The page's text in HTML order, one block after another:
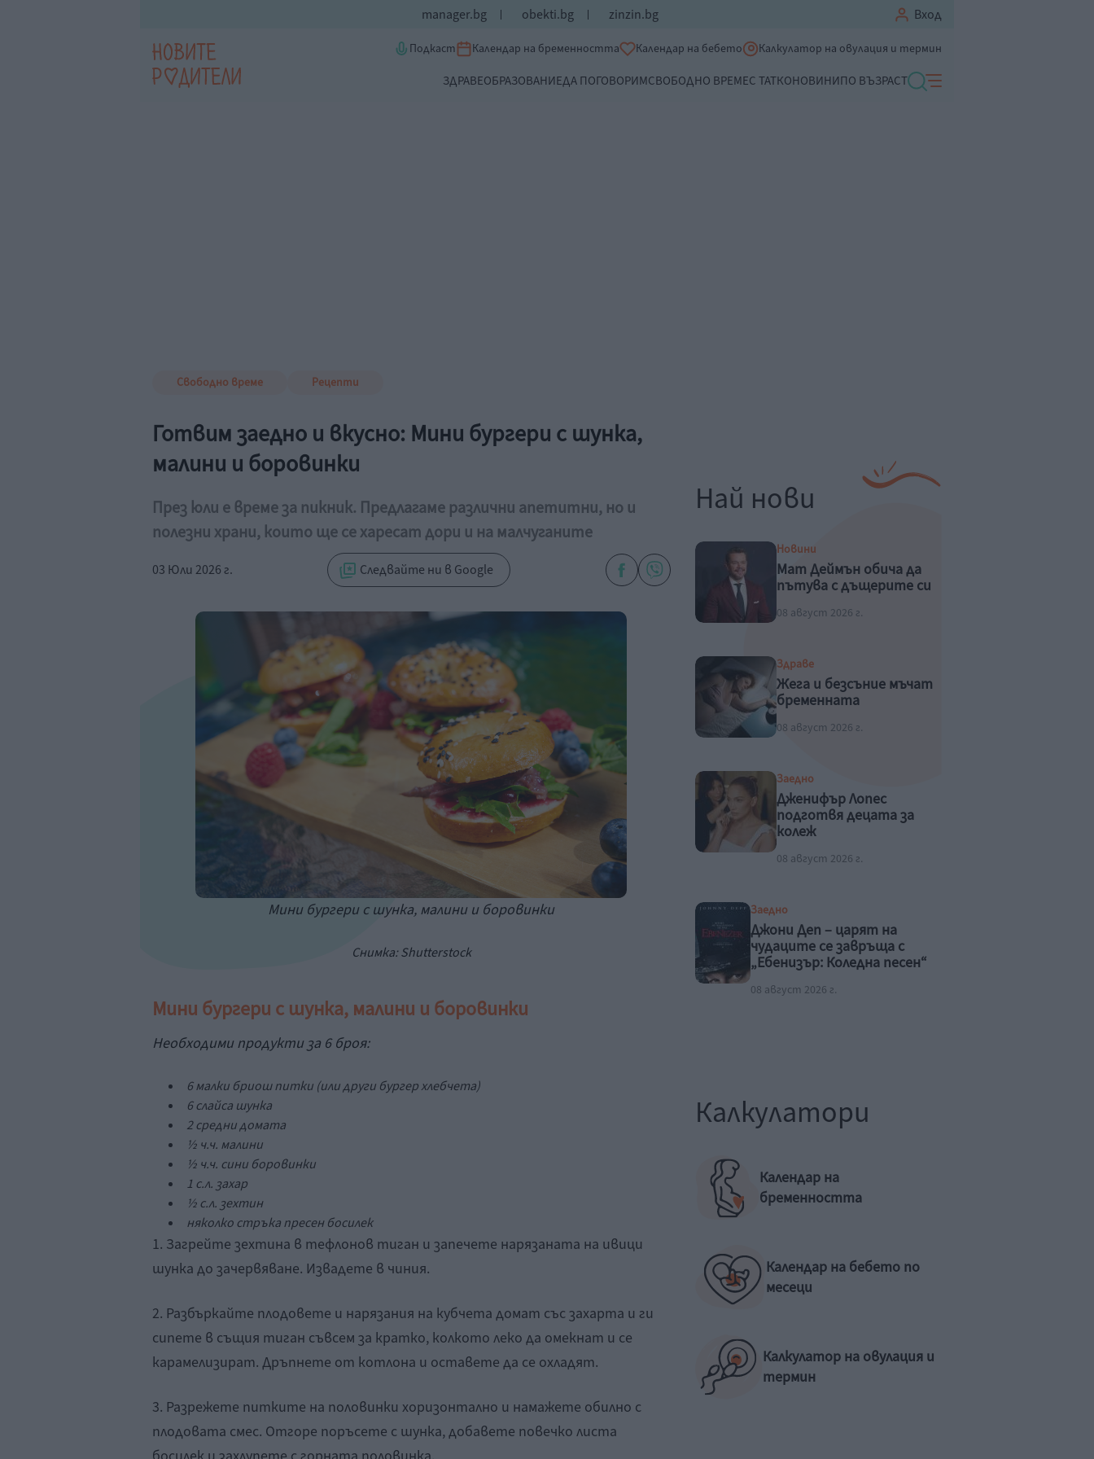
manager.bg obekti.bg zinzin.bg Вход
Подкаст Календар на бременността Календар на бебето Калкулатор на овулация и термин
ЗДРАВЕОБРАЗОВАНИЕДА ПОГОВОРИМСВОБОДНО ВРЕМЕС ТАТКОНОВИНИПО ВЪЗРАСТ
Свободно време Рецепти
Готвим заедно и вкусно: Мини бургери с шунка,
малини и боровинки
През юли е време за пикник. Предлагаме различни апетитни, но и
полезни храни, които ще се харесат дори и на малчуганите
03 Юли 2026 г. Следвайте ни в Google
Мини бургери с шунка, малини и боровинки
Снимка: Shutterstock
Мини бургери с шунка, малини и боровинки
Необходими продукти за 6 броя:
6 малки бриош питки (или други бургер хлебчета)
6 слайса шунка
2 средни домата
½ ч.ч. малини
½ ч.ч. сини боровинки
1 с.л. захар
½ с.л. зехтин
няколко стръка пресен босилек
1. Загрейте зехтина в тефлонов тиган и запечете нарязаната на ивици
шунка до зачервяване. Извадете в чиния.
2. Разбъркайте плодовете и нарязания на кубчета домат със захарта и ги
сипете в същия тиган съвсем за кратко, колкото леко да омекнат и се
карамелизират. Дръпнете от котлона и оставете да се охладят.
3. Разрежете питките на половинки хоризонтално и намажете обилно с
плодовата смес. Отгоре поръсете с шунка, добавете повечко листа
Най нови
Новини
Мат Деймън обича да
пътува с дъщерите си
08 август 2026 г.
Здраве
Жега и безсъние мъчат
бременната
08 август 2026 г.
Заедно
Дженифър Лопес
подготвя децата за
колеж
08 август 2026 г.
Заедно
Джони Деп – царят на
чудаците се завръща с
„Ебенизър: Коледна песен“
08 август 2026 г.
Калкулатори
Календар на
бременността
Календар на бебето по
месеци
Калкулатор на овулация и
термин